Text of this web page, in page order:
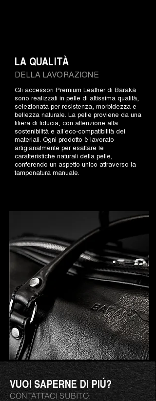
DELLA LAVORAZIONE
LA QUALITÀ
Gli accessori Premium Leather di Barakà
sono realizzati in pelle di altissima qualità,
selezionata per resistenza, morbidezza e
bellezza naturale. La pelle proviene da una
filiera di fiducia, con attenzione alla
sostenibilità e all’eco-compatibilità dei
materiali. Ogni prodotto è lavorato
artigianalmente per esaltare le
caratteristiche naturali della pelle,
conferendo un aspetto unico attraverso la
tamponatura manuale.
VUOI SAPERNE DI PIÚ?
CONTATTACI SUBITO.